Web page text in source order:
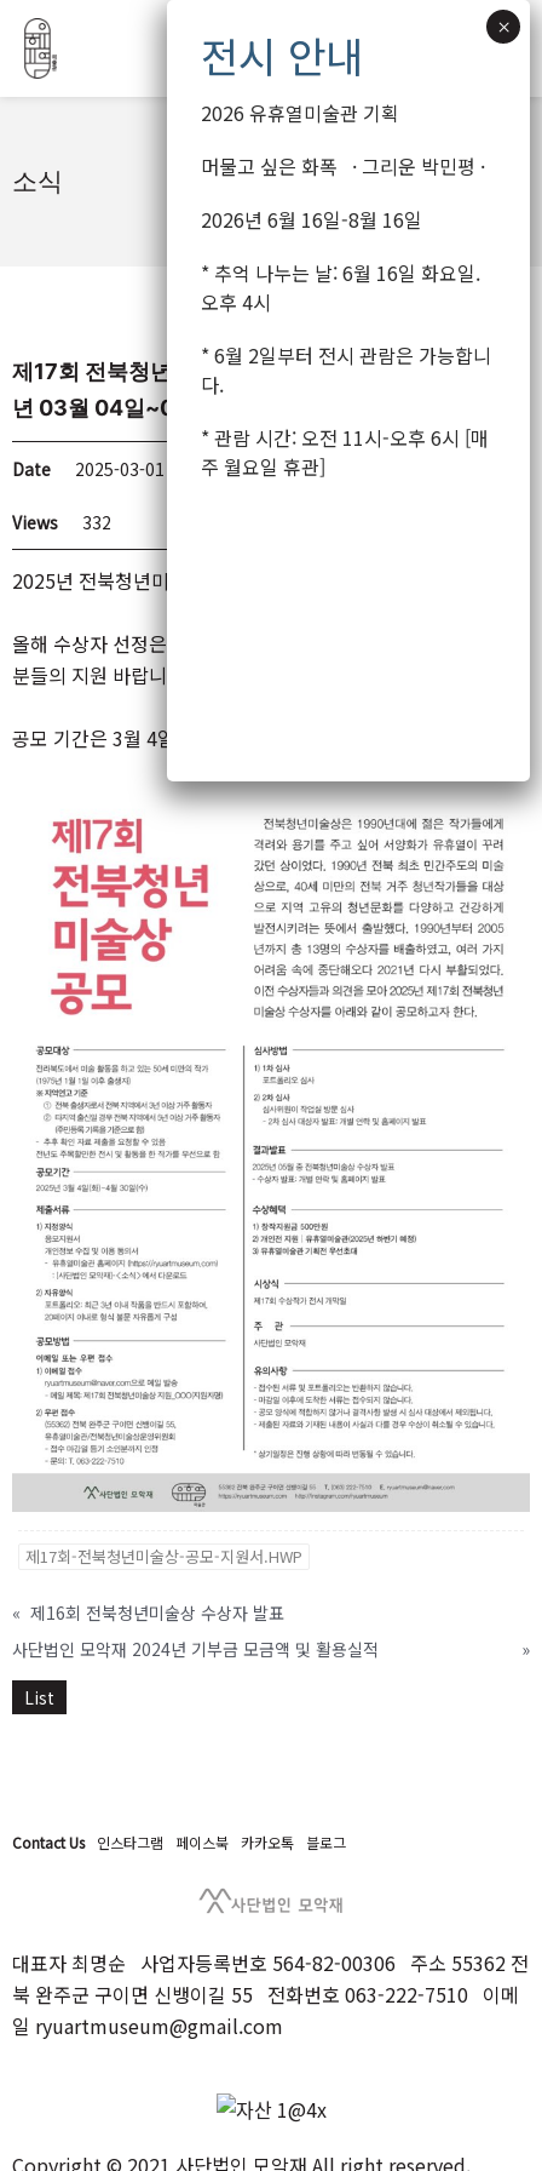
텐
기
소식
제17회 전북청년미술상 공모(공모지원서 첨부, 2025
년 03월 04일~04월 30일)
Date 2025-03-01 14:51
Views 332
2025년 전북청년미술상이 제17회를 맞이하였습니다.
올해 수상자 선정은 공모 방식으로 진행하오니 관심 있으신 작가
분들의 지원 바랍니다.
공모 기간은 3월 4일부터 4월 30일까지입니다.
제17회-전북청년미술상-공모-지원서.HWP
« 제16회 전북청년미술상 수상자 발표
사단법인 모악재 2024년 기부금 모금액 및 활용실적
»
List
Contact Us 인스타그램 페이스북 카카오톡 블로그
대표자 최명순 사업자등록번호 564-82-00306 주소 55362 전
북 완주군 구이면 신뱅이길 55 전화번호 063-222-7510 이메
일 ryuartmuseum@gmail.com
Copyright © 2021 사단법인 모악재 All right reserved.
2026 유휴열미술관 기획
머물고 싶은 화폭 · 그리운 박민평 ·
2026년 6월 16일-8월 16일
* 추억 나누는 날: 6월 16일 화요일.
오후 4시
* 6월 2일부터 전시 관람은 가능합니
다.
* 관람 시간: 오전 11시-오후 6시 [매
주 월요일 휴관]